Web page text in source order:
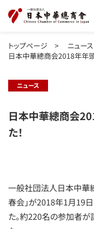
トップページ > ニュース
日本中華總商会2018年年頭
ニュース
日本中華總商会
た！
一般社団法人日本中華
春会」が2018年1月19日
た。約220名の参加者